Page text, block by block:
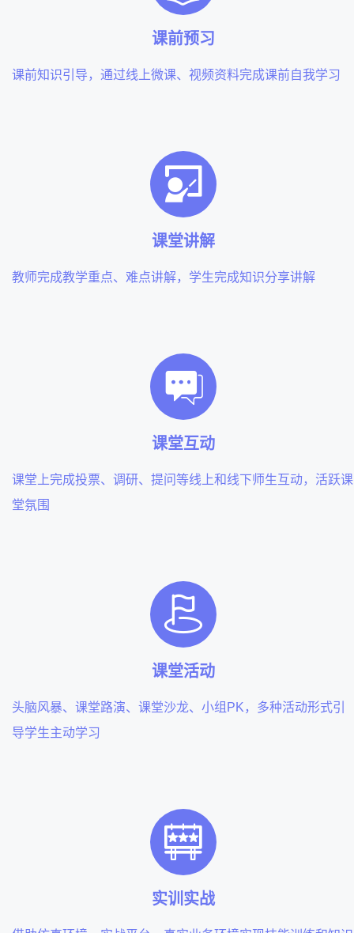
课前预习
课前知识引导，通过线上微课、视频资料完成课前自我学习
课堂讲解
教师完成教学重点、难点讲解，学生完成知识分享讲解
课堂互动
课堂上完成投票、调研、提问等线上和线下师生互动，活跃课
堂氛围
课堂活动
头脑风暴、课堂路演、课堂沙龙、小组PK，多种活动形式引
导学生主动学习
实训实战